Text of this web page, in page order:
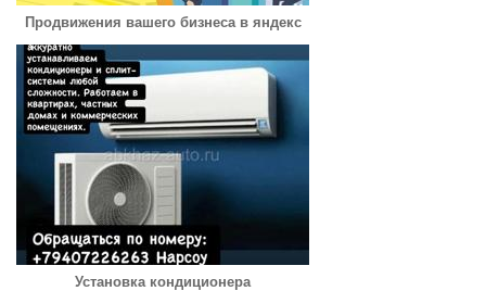
Продвижения вашего бизнеса в яндекс
Установка кондиционера